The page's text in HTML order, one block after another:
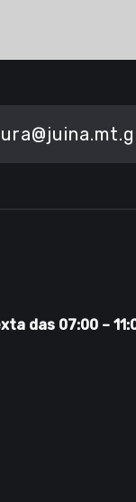
das 07:00 –